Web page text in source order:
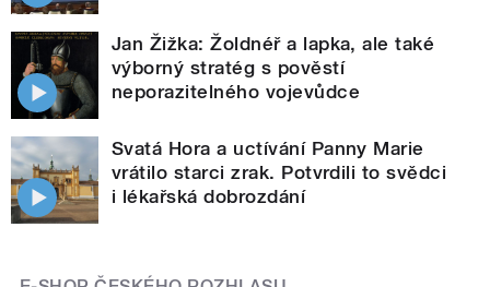
Jan Žižka: Žoldnéř a lapka, ale také
výborný stratég s pověstí
neporazitelného vojevůdce
Svatá Hora a uctívání Panny Marie
vrátilo starci zrak. Potvrdili to svědci
i lékařská dobrozdání